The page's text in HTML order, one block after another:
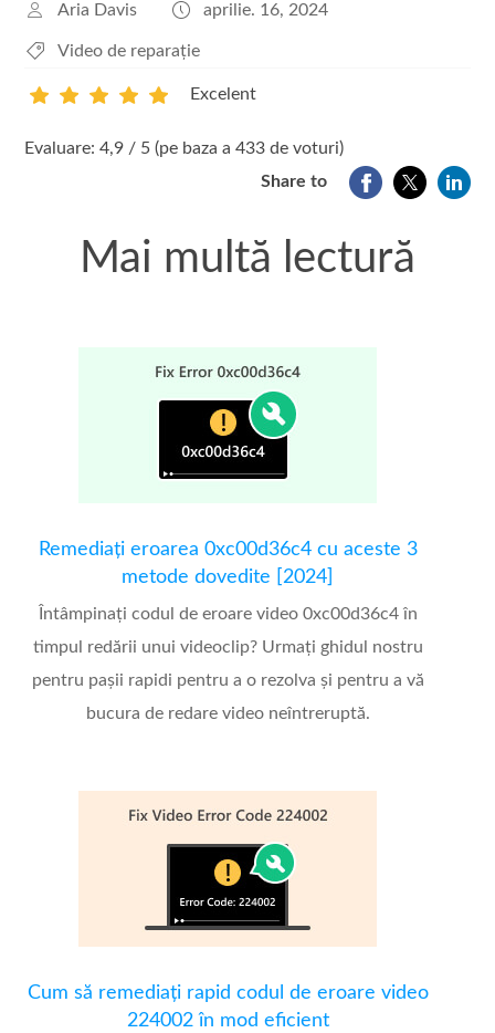
Aria Davis aprilie. 16, 2024
Video de reparație
Excelent
Evaluare: 4,9 / 5 (pe baza a 433 de voturi)
Share to
Mai multă lectură
Remediați eroarea 0xc00d36c4 cu aceste 3
metode dovedite [2024]
Întâmpinați codul de eroare video 0xc00d36c4 în
timpul redării unui videoclip? Urmați ghidul nostru
pentru pașii rapidi pentru a o rezolva și pentru a vă
bucura de redare video neîntreruptă.
Cum să remediați rapid codul de eroare video
224002 în mod eficient